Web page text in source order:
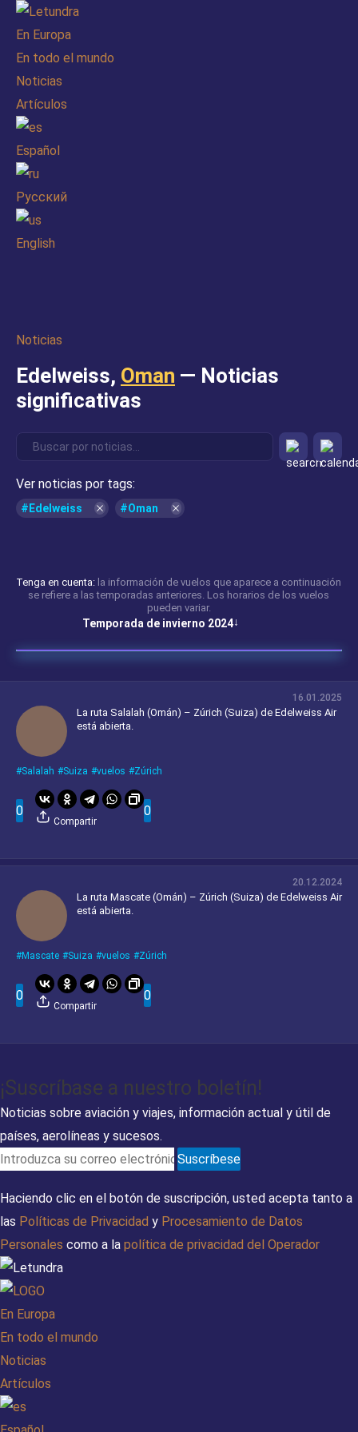
En Europa
En todo el mundo
Noticias
Artículos
Español
Русский
English
Noticias
Edelweiss, Oman — Noticias
significativas
Ver noticias por tags:
#Edelweiss #Oman
Tenga en cuenta: la información de vuelos que aparece a continuación
se refiere a las temporadas anteriores. Los horarios de los vuelos
pueden variar.
Temporada de invierno 2024
16.01.2025
La ruta Salalah (Omán) – Zúrich (Suiza) de Edelweiss Air
está abierta.
Salalah Suiza vuelos Zúrich
0
Compartir
0
20.12.2024
La ruta Mascate (Omán) – Zúrich (Suiza) de Edelweiss Air
está abierta.
Mascate Suiza vuelos Zúrich
0
Compartir
0
¡Suscríbase a nuestro boletín!
Noticias sobre aviación y viajes, información actual y útil de
países, aerolíneas y sucesos.
Suscríbese
Haciendo clic en el botón de suscripción, usted acepta tanto a
las Políticas de Privacidad y Procesamiento de Datos
Personales como a la política de privacidad del Operador
En Europa
En todo el mundo
Noticias
Artículos